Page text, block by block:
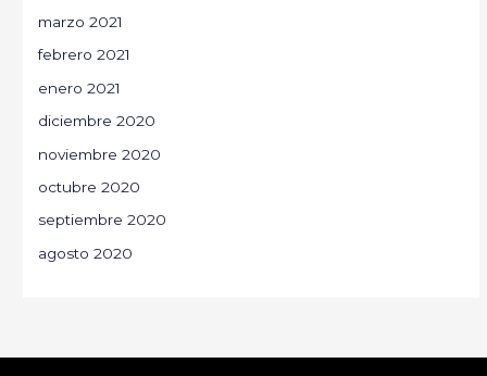
marzo 2021
febrero 2021
enero 2021
diciembre 2020
noviembre 2020
octubre 2020
septiembre 2020
agosto 2020